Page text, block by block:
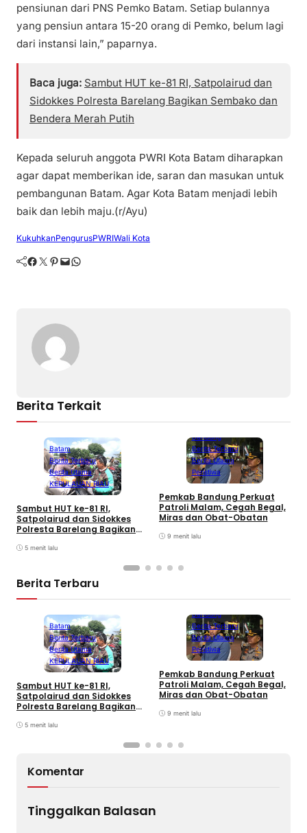
pensiunan dari PNS Pemko Batam. Setiap bulannya
yang pensiun antara 15-20 orang di Pemko, belum lagi
dari instansi lain,” paparnya.
Baca juga: Sambut HUT ke-81 RI, Satpolairud dan
Sidokkes Polresta Barelang Bagikan Sembako dan
Bendera Merah Putih
Kepada seluruh anggota PWRI Kota Batam diharapkan
agar dapat memberikan ide, saran dan masukan untuk
pembangunan Batam. Agar Kota Batam menjadi lebih
baik dan lebih maju.(r/Ayu)
KukuhkanPengurusPWRIWali Kota
Facebook Twitter Pinterest Mail WhatsApp
Berita Terkait
Batam
Berita Terbaru
Berita Utama
KEPULAUAN RIAU
Sambut HUT ke-81 RI,
Satpolairud dan Sidokkes
Polresta Barelang Bagikan
Putih
5 menit lalu
Bandung
Berita Terbaru
Berita Utama
Peristiwa
Pemkab Bandung Perkuat
Patroli Malam, Cegah Begal,
Miras dan Obat-Obatan
9 menit lalu
Berita Terbaru
Batam
Berita Terbaru
Berita Utama
KEPULAUAN RIAU
Sambut HUT ke-81 RI,
Satpolairud dan Sidokkes
Polresta Barelang Bagikan
Putih
5 menit lalu
Bandung
Berita Terbaru
Berita Utama
Peristiwa
Pemkab Bandung Perkuat
Patroli Malam, Cegah Begal,
Miras dan Obat-Obatan
9 menit lalu
Komentar
Tinggalkan Balasan